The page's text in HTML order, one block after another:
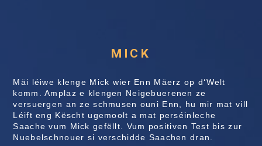
MICK
Mäi léiwe klenge Mick wier Enn Mäerz op d‘Welt
komm. Amplaz e klengen Neigebuerenen ze
versuergen an ze schmusen ouni Enn, hu mir mat vill
Léift eng Këscht ugemoolt a mat perséinleche
Saache vum Mick gefëllt. Vum positiven Test bis zur
Nuebelschnouer si verschidde Saachen dran.